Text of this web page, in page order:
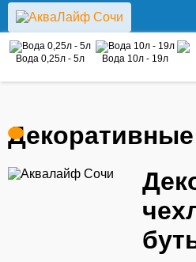
Вода 0,25л - 5л
Вода 10л - 19л